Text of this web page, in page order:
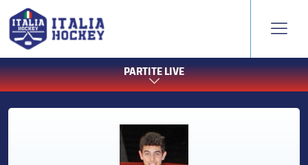
PARTITE LIVE